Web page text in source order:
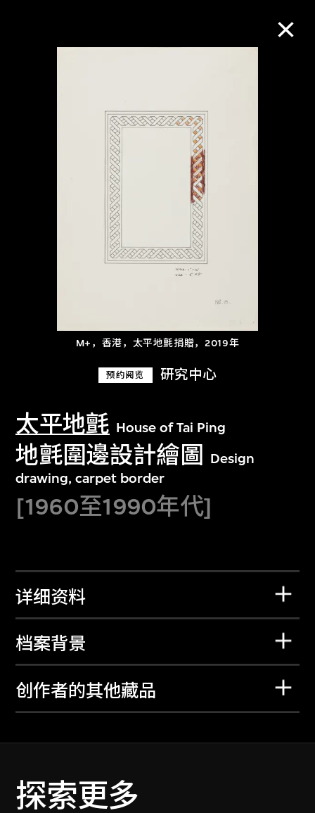
M+，香港，太平地氈捐贈，2019年
预约阅览 研究中心
太平地氈 House of Tai Ping
地氈圍邊設計繪圖
Design
drawing, carpet border
[1960至1990年代]
详细资料
档案背景
创作者的其他藏品
探索更多
进一步筛选
关于M+藏品
探索世界顶级的二十及二十一世纪视觉